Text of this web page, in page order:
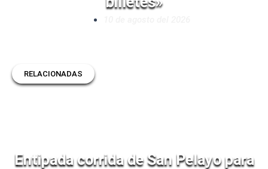
RELACIONADAS
Entipada corrida de San Pelayo para